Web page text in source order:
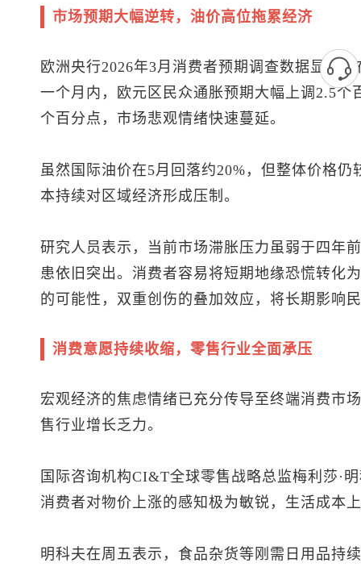
市场预期大幅逆转，油价高位拖累经济
欧洲央行2026年3月消费者预期调查数据显示
一个月内，欧元区民众通胀预期大幅上调2.5
个百分点，市场悲观情绪快速蔓延。
虽然国际油价在5月回落约20%，但整体价格
本持续对区域经济形成压制。
研究人员表示，当前市场滞胀压力虽弱于四年
患依旧突出。消费者容易将短期地缘恐慌转化
的可能性，双重创伤的叠加效应，将长期影响
消费意愿持续收缩，零售行业全面承压
宏观经济的焦虑情绪已充分传导至终端消费市
售行业增长乏力。
国际咨询机构CI&T全球零售战略总监梅利莎·
消费者对物价上涨的感知极为敏锐，生活成本
明科夫在周五表示，食品杂货等刚需日用品持